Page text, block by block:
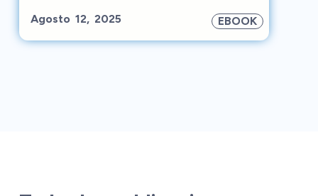
tendencias de certificación, la distribución
experiencia para ayudarte a contratar
Agosto 12, 2025 EBOOK